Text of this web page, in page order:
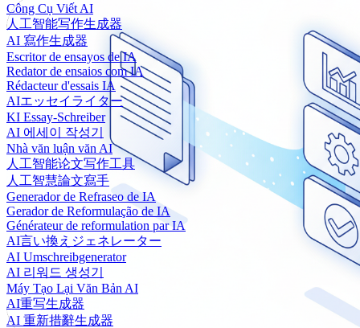
Công Cụ Viết AI
人工智能写作生成器
AI 寫作生成器
Escritor de ensayos de IA
Redator de ensaios com IA
Rédacteur d'essais IA
AIエッセイライター
KI Essay-Schreiber
AI 에세이 작성기
Nhà văn luận văn AI
人工智能论文写作工具
人工智慧論文寫手
Generador de Refraseo de IA
Gerador de Reformulação de IA
Générateur de reformulation par IA
AI言い換えジェネレーター
AI Umschreibgenerator
AI 리워드 생성기
Máy Tạo Lại Văn Bản AI
AI重写生成器
AI 重新措辭生成器